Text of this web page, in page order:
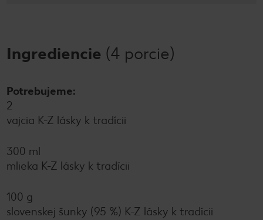
Ingrediencie (4 porcie)
Potrebujeme:
2
vajcia K-Z lásky k tradícii
300 ml
mlieka K-Z lásky k tradícii
100 g
slovenskej šunky (95 %) K-Z lásky k tradícii